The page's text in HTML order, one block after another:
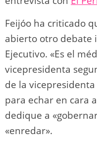
Feijóo ha criticado
abierto otro debate
Ejecutivo. «Es el
vicepresidenta
de la
para echar en cara
dedique a
«enredar».